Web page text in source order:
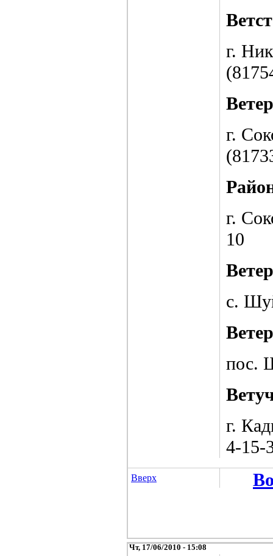
г.
г.
г.
10
с.
пос.
г.
4-15-
Вверх
Чт, 17/06/2010 - 15:08